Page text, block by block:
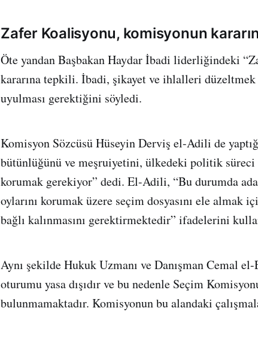
Zafer Koalisyonu, komisyonun
Öte yandan Başbakan Haydar İbadi liderliğindeki
kararına tepkili. İbadi, şikayet ve ihlalleri
uyulması gerektiğini söyledi.
Komisyon Sözcüsü Hüseyin Derviş el-Adili de
bütünlüğünü ve meşruiyetini, ülkedeki politik süreci
korumak gerekiyor” dedi. El-Adili, “Bu durumda
oylarını korumak üzere seçim dosyasını ele almak
bağlı kalınmasını gerektirmektedir” ifadelerini
Aynı şekilde Hukuk Uzmanı ve Danışman Cemal
oturumu yasa dışıdır ve bu nedenle Seçim
bulunmamaktadır. Komisyonun bu alandaki